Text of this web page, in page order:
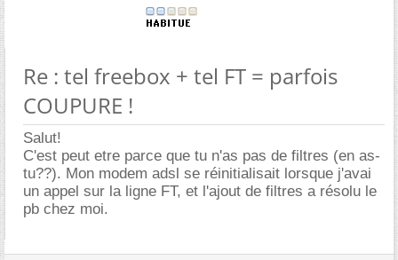
Re : tel freebox + tel FT = parfois
COUPURE !
Salut!
C'est peut etre parce que tu n'as pas de filtres (en as-
tu??). Mon modem adsl se réinitialisait lorsque j'avai
un appel sur la ligne FT, et l'ajout de filtres a résolu le
pb chez moi.